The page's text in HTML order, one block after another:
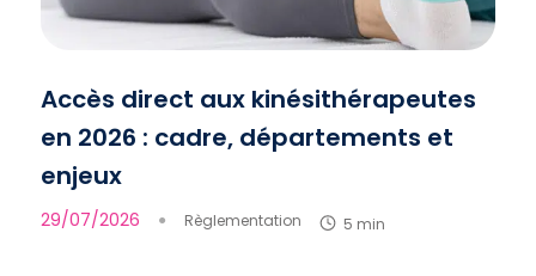
Accès direct aux kinésithérapeutes
en 2026 : cadre, départements et
enjeux
29/07/2026 ● Règlementation 5 min